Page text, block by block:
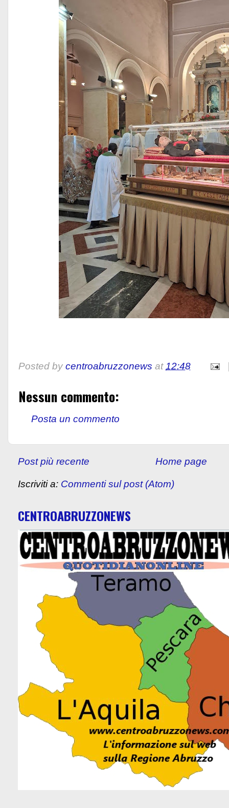
Posted by centroabruzzonews at12:48
Nessun commento:
Posta un commento
Post più recente Home page
Iscriviti a: Commenti sul post (Atom)
CENTROABRUZZONEWS